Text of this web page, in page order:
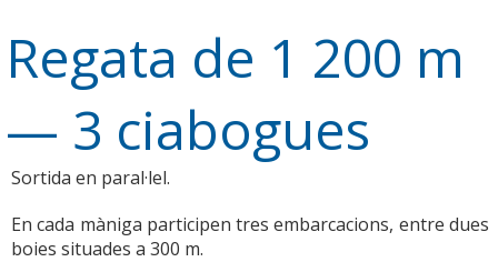
Regata de 1 200 m
— 3 ciabogues
Sortida en paral·lel.
En cada màniga participen tres embarcacions, entre dues
boies situades a 300 m.